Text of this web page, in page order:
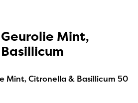
Geurolie Mint,
Mint, Citronella & Basillicum 50